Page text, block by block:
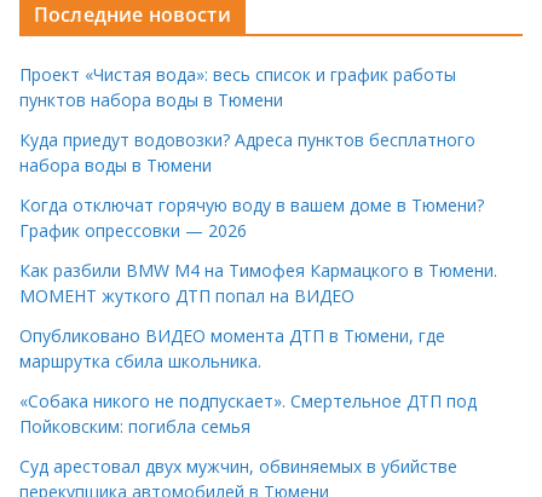
Последние новости
Проект «Чистая вода»: весь список и график работы
пунктов набора воды в Тюмени
Куда приедут водовозки? Адреса пунктов бесплатного
набора воды в Тюмени
Когда отключат горячую воду в вашем доме в Тюмени?
График опрессовки — 2026
Как разбили BMW M4 на Тимофея Кармацкого в Тюмени.
МОМЕНТ жуткого ДТП попал на ВИДЕО
Опубликовано ВИДЕО момента ДТП в Тюмени, где
маршрутка сбила школьника.
«Собака никого не подпускает». Смертельное ДТП под
Пойковским: погибла семья
Суд арестовал двух мужчин, обвиняемых в убийстве
перекупщика автомобилей в Тюмени